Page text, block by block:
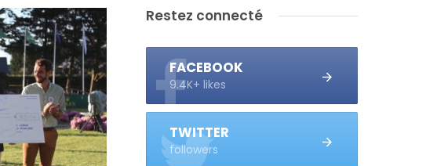
Restez connecté
FACEBOOK
9.4K+ likes
TWITTER
followers